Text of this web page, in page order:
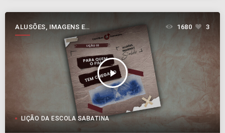
ALUSÕES, IMAGENS E
SÍMBOLOS
play_arrow
1680 3
LIÇÃO DA ESCOLA SABATINA